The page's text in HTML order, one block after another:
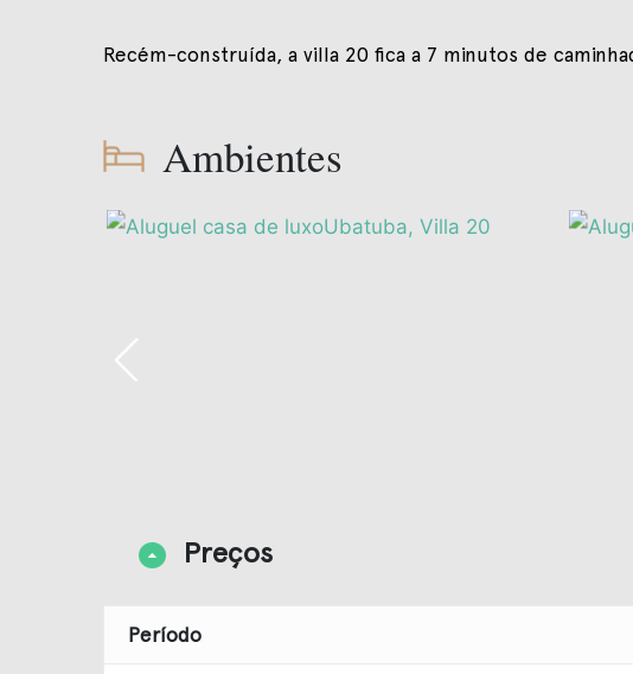
Recém-construída, a villa 20 fica a 7 minutos de
Ambientes
Preços
Período